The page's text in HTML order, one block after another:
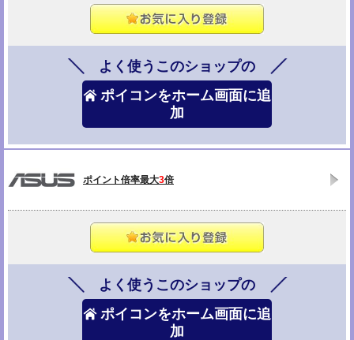
よく使うこのショップの
ポイコンをホーム画面に追
加
ポイント倍率最大3倍
よく使うこのショップの
ポイコンをホーム画面に追
加